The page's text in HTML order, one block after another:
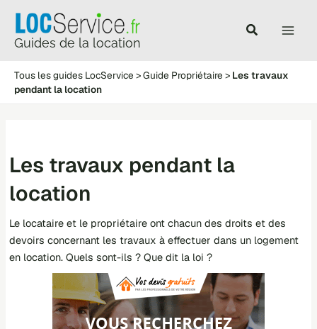
contenu
Guides de la location
Tous les guides LocService >Guide Propriétaire > Les travaux
pendant la location
Les travaux pendant la
location
Le locataire et le propriétaire ont chacun des droits et des
devoirs concernant les travaux à effectuer dans un logement
en location. Quels sont-ils ? Que dit la loi ?